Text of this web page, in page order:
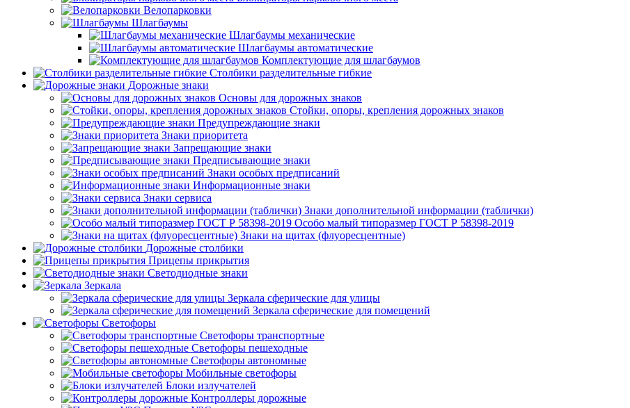
Велопарковки
Шлагбаумы
Шлагбаумы механические
Шлагбаумы автоматические
Комплектующие для шлагбаумов
Столбики разделительные гибкие
Дорожные знаки
Основы для дорожных знаков
Стойки, опоры, крепления дорожных знаков
Предупреждающие знаки
Знаки приоритета
Запрещающие знаки
Предписывающие знаки
Знаки особых предписаний
Информационные знаки
Знаки сервиса
Знаки дополнительной информации (таблички)
Особо малый типоразмер ГОСТ Р 58398-2019
Знаки на щитах (флуоресцентные)
Дорожные столбики
Прицепы прикрытия
Светодиодные знаки
Зеркала
Зеркала сферические для улицы
Зеркала сферические для помещений
Светофоры
Светофоры транспортные
Светофоры пешеходные
Светофоры автономные
Мобильные светофоры
Блоки излучателей
Контроллеры дорожные